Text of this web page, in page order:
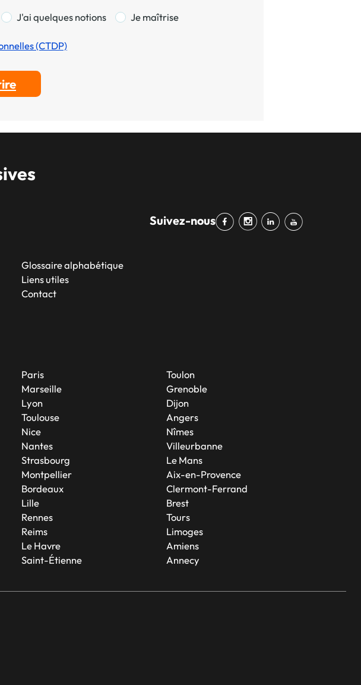
J'ai quelques notions Je maîtrise
(CTDP)
Suivez-nous
Glossaire alphabétique
Liens utiles
Contact
Paris
Marseille
Lyon
Toulouse
Nice
Nantes
Strasbourg
Montpellier
Bordeaux
Lille
Rennes
Reims
Le Havre
Saint-Étienne
Toulon
Grenoble
Dijon
Angers
Nîmes
Villeurbanne
Le Mans
Aix-en-Provence
Clermont-Ferrand
Brest
Tours
Limoges
Amiens
Annecy